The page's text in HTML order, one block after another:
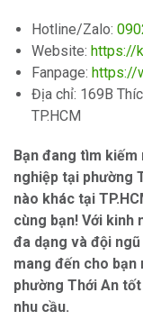
Hotline/Zalo:
Website: https://
Fanpage: https://
Địa chỉ: 169B
TP.HCM
Bạn đang tìm
nghiệp tại phường
nào khác tại
cùng bạn! Với kinh
đa dạng và đội
mang đến cho
phường Thới An
nhu cầu.